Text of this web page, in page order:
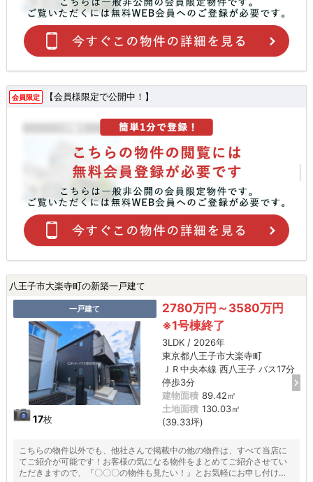
会員限定 【会員様限定で公開中！】
八王子市大楽寺町の新築一戸建て
一戸建て
17枚
2780万円～3580万円
※1号棟終了
3LDK / 2026年
東京都八王子市大楽寺町
ＪＲ中央本線 西八王子 バス17分
停歩3分
建物面積 89.42㎡
土地面積 130.03㎡
(39.33坪)
こちらの物件以外でも、他社さんで掲載中の他の物件は、すべて当店に
てご紹介が可能です！お客様の気になる物件をまとめてご紹介させてい
ただきますので、『〇〇〇の物件も見たい！』とお気軽にお申し付けく